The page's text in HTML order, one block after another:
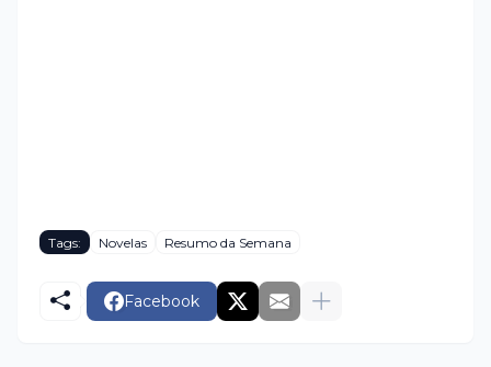
Tags: Novelas Resumo da Semana
Facebook